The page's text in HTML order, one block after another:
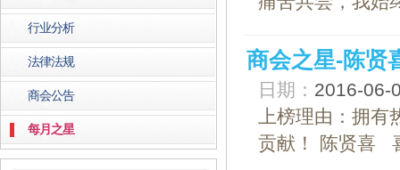
行业分析
法律法规
商会公告
每月之星
商会之星-陈贤
日期： 2016-
上榜理由：拥
贡献！ 陈贤喜